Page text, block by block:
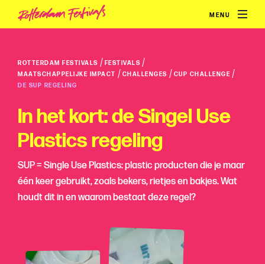
MENU
ROTTERDAM FESTIVALS / FESTIVALS /
MAATSCHAPPELIJKE IMPACT / CHALLENGES / CUP CHALLENGE /
DE SUP REGELING
In het kort: de Singel Use
Plastics regeling
SUP = Single Use Plastics: plastic producten die je maar
één keer gebruikt, zoals bekers, rietjes en bakjes. Wat
houdt dit in en waarom bestaat deze regel?